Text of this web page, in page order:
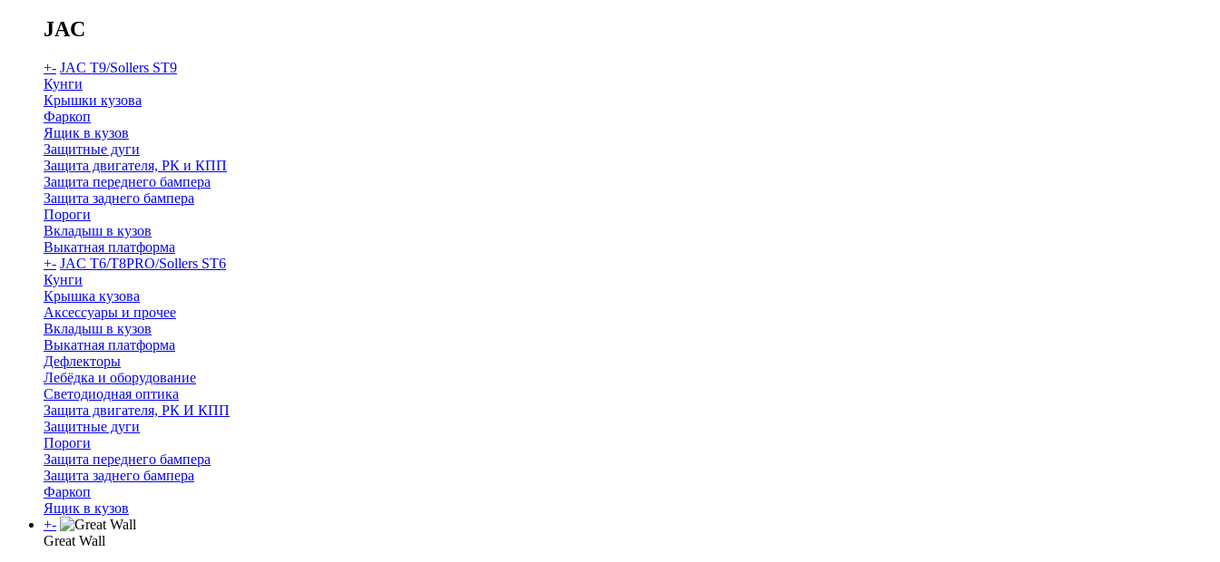
JAC
+- JAC T9/Sollers ST9
Кунги
Крышки кузова
Фаркоп
Ящик в кузов
Защитные дуги
Защита двигателя, РК и КПП
Защита переднего бампера
Защита заднего бампера
Пороги
Вкладыш в кузов
Выкатная платформа
+- JAC T6/T8PRO/Sollers ST6
Кунги
Крышка кузова
Аксессуары и прочее
Вкладыш в кузов
Выкатная платформа
Дефлекторы
Лебёдка и оборудование
Светодиодная оптика
Защита двигателя, РК И КПП
Защитные дуги
Пороги
Защита переднего бампера
Защита заднего бампера
Фаркоп
Ящик в кузов
+-
Great Wall